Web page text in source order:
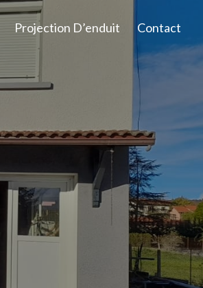
Projection D’enduit Contact